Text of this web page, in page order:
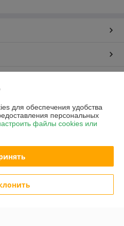
Deal.by
для обеспечения удобства
персональных
файлы cookies или